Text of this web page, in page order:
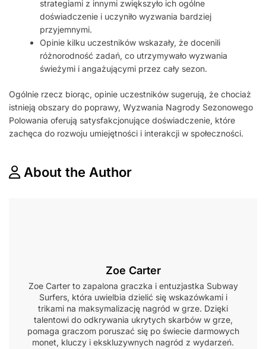
strategiami z innymi zwiększyło ich ogólne
doświadczenie i uczyniło wyzwania bardziej
przyjemnymi.
Opinie kilku uczestników wskazały, że docenili
różnorodność zadań, co utrzymywało wyzwania
świeżymi i angażującymi przez cały sezon.
Ogólnie rzecz biorąc, opinie uczestników sugerują, że chociaż
istnieją obszary do poprawy, Wyzwania Nagrody Sezonowego
Polowania oferują satysfakcjonujące doświadczenie, które
zachęca do rozwoju umiejętności i interakcji w społeczności.
About the Author
Zoe Carter
Zoe Carter to zapalona graczka i entuzjastka Subway
Surfers, która uwielbia dzielić się wskazówkami i
trikami na maksymalizację nagród w grze. Dzięki
talentowi do odkrywania ukrytych skarbów w grze,
pomaga graczom poruszać się po świecie darmowych
monet, kluczy i ekskluzywnych nagród z wydarzeń.